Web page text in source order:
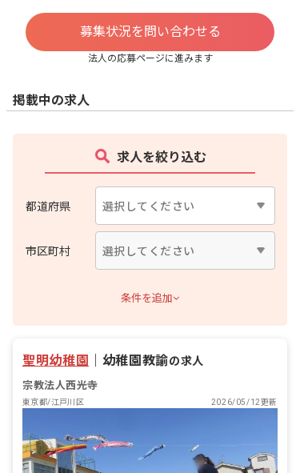
募集状況を問い合わせる
法人の応募ページに進みます
掲載中の求人
求人を絞り込む
都道府県
市区町村
条件を追加
聖明幼稚園 幼稚園教諭の求人
宗教法人西光寺
東京都/江戸川区 2026/05/12更新